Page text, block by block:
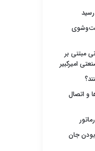
مبتنی بر
امیرکبیر
و اتصال
جان